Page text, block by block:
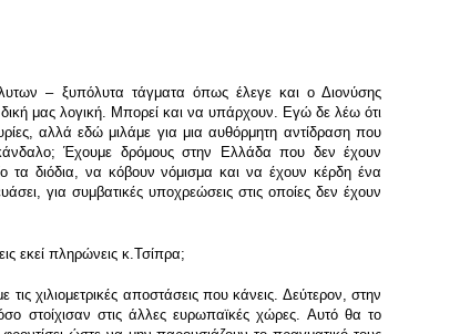
– ξυπόλυτα τάγματα όπως έλεγε και ο Διονύσης
μας λογική. Μπορεί και να υπάρχουν. Εγώ δε λέω ότι
αλλά εδώ μιλάμε για μια αυθόρμητη αντίδραση που
Έχουμε δρόμους στην Ελλάδα που δεν έχουν
τα διόδια, να κόβουν νόμισμα και να έχουν κέρδη ένα
για συμβατικές υποχρεώσεις στις οποίες δεν έχουν
εκεί πληρώνεις κ.Τσίπρα;
χιλιομετρικές αποστάσεις που κάνεις. Δεύτερον, στην
στοίχισαν στις άλλες ευρωπαϊκές χώρες. Αυτό θα το